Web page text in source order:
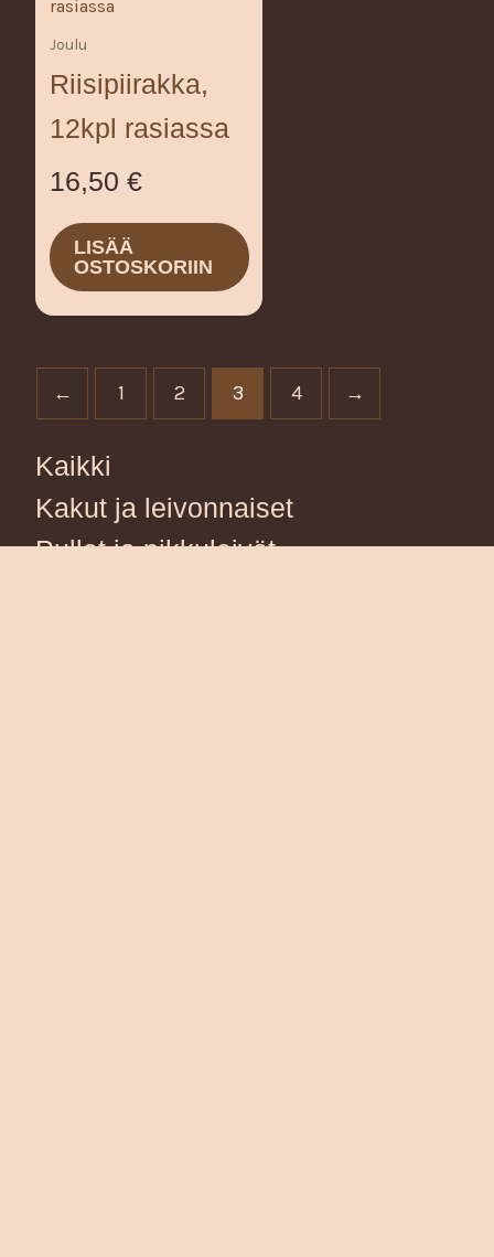
Kaikki
Kakut ja leivonnaiset
Pullat ja pikkuleivät
Joulu
Riisipiirakka,
12kpl rasiassa
16,50 €
LISÄÄ
OSTOSKORIIN
← 1 2 3 4 →